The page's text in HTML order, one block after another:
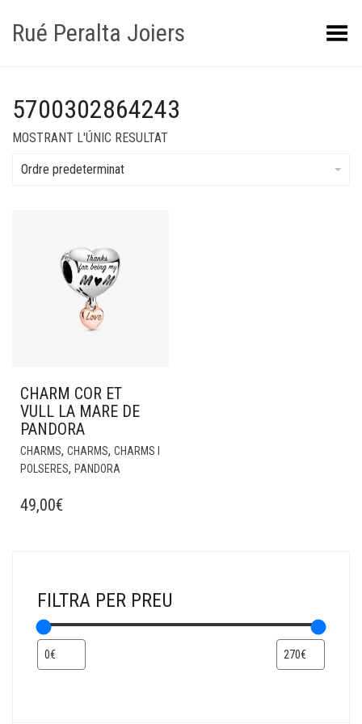
Rué Peralta Joiers Obrir/tancar el menú
5700302864243
MOSTRANT L'ÚNIC RESULTAT
Ordre predeterminat
CHARM COR ET
VULL LA MARE DE
PANDORA
CHARMS, CHARMS, CHARMS I
POLSERES, PANDORA
49,00€
FILTRA PER PREU